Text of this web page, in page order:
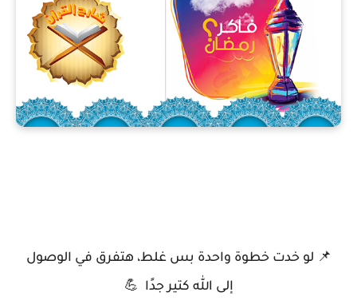
📌 لو خدت خطوة واحدة بس غلط، هتفرق في الوصول
إلى الله كتير جدًا 💪